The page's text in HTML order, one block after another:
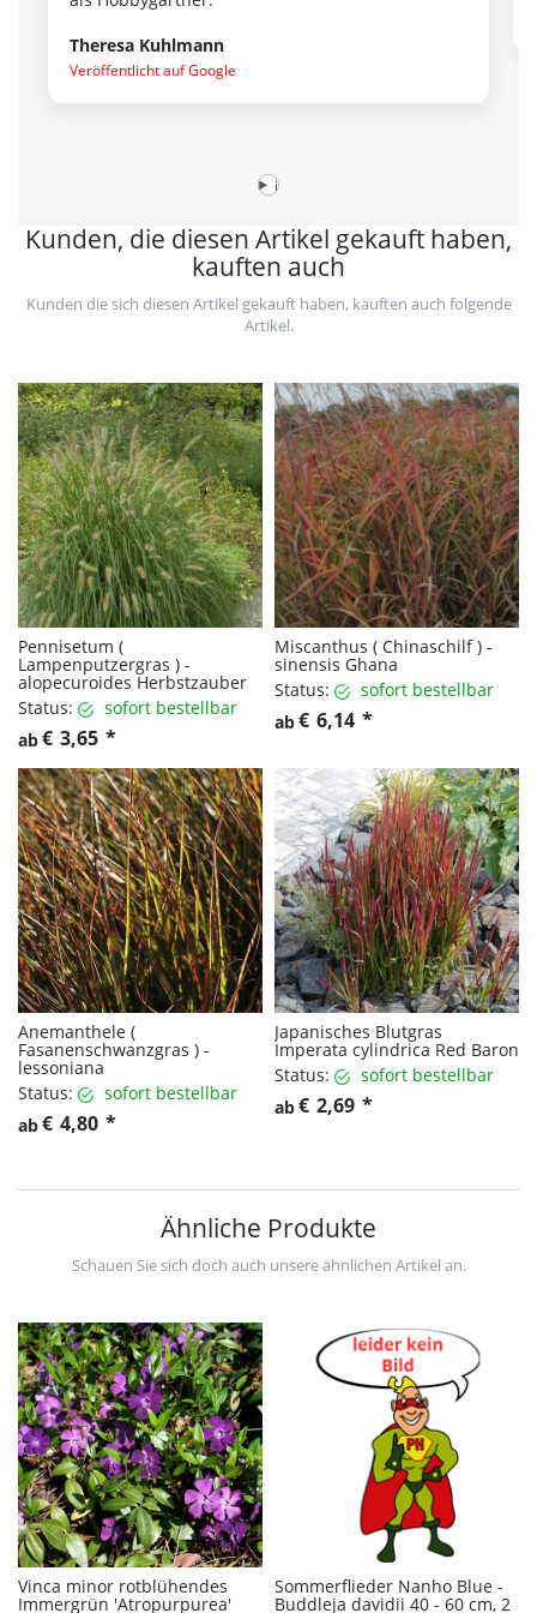
Theresa Kuhlmann
Veröffentlicht auf Google
i
Kunden, die diesen Artikel gekauft haben,
kauften auch
Kunden die sich diesen Artikel gekauft haben, kauften auch folgende
Artikel.
Pennisetum (
Lampenputzergras ) -
alopecuroides Herbstzauber
Status:
sofort bestellbar
ab€ 3,65 *
Miscanthus ( Chinaschilf ) -
sinensis Ghana
Status:
sofort bestellbar
ab€ 6,14 *
Anemanthele (
Fasanenschwanzgras ) -
lessoniana
Status:
sofort bestellbar
ab€ 4,80 *
Japanisches Blutgras
Imperata cylindrica Red Baron
Status:
sofort bestellbar
ab€ 2,69 *
Ähnliche Produkte
Schauen Sie sich doch auch unsere ähnlichen Artikel an.
Vinca minor rotblühendes
Immergrün 'Atropurpurea'
Sommerflieder Nanho Blue -
Buddleja davidii 40 - 60 cm, 2